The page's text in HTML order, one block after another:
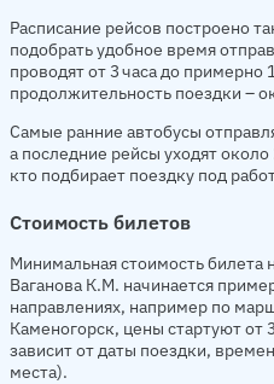
Расписание рейсов построено
подобрать удобное время
проводят от 3 часа до примерно
продолжительность поездки –
Самые ранние автобусы
а последние рейсы уходят
кто подбирает поездку под
Стоимость билетов
Минимальная стоимость билета
Ваганова К.М. начинается
направлениях, например по
Каменогорск, цены стартуют от
зависит от даты поездки,
места).